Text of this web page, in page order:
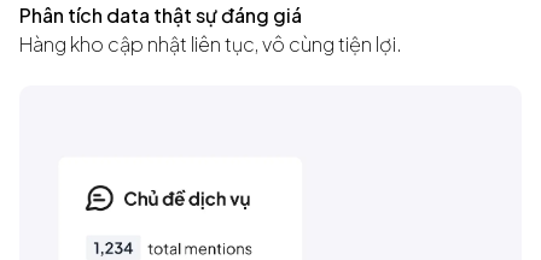
Phân tích data thật sự đáng giá
Hàng kho cập nhật liên tục, vô cùng tiện lợi.